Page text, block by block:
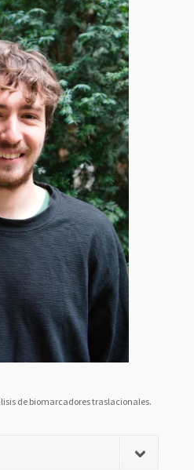
de biomarcadores traslacionales.